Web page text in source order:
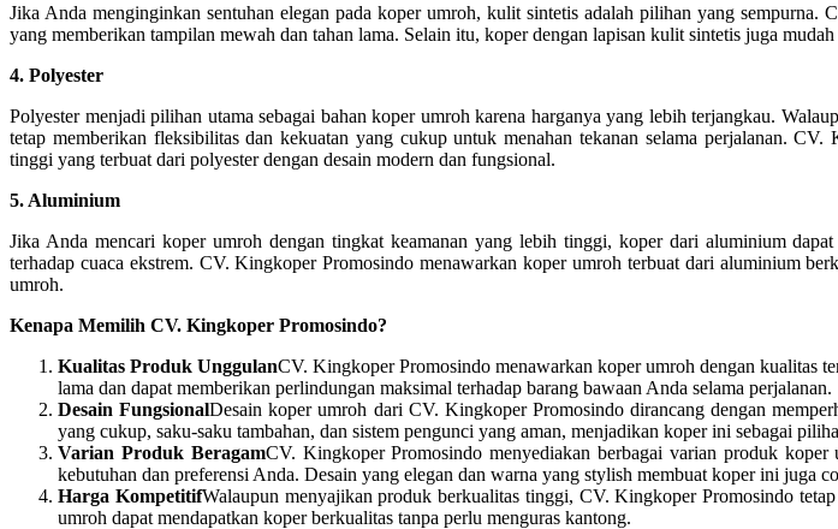
Jika Anda menginginkan sentuhan elegan pada koper umroh, kulit sintetis adalah pilihan yang
yang memberikan tampilan mewah dan tahan lama. Selain itu, koper dengan lapisan kulit sintetis juga
4. Polyester
Polyester menjadi pilihan utama sebagai bahan koper umroh karena harganya yang lebih terjangkau.
tetap memberikan fleksibilitas dan kekuatan yang cukup untuk menahan tekanan selama perjalanan.
tinggi yang terbuat dari polyester dengan desain modern dan fungsional.
5. Aluminium
Jika Anda mencari koper umroh dengan tingkat keamanan yang lebih tinggi, koper dari aluminium
terhadap cuaca ekstrem. CV. Kingkoper Promosindo menawarkan koper umroh terbuat dari aluminium
umroh.
Kenapa Memilih CV. Kingkoper Promosindo?
Kualitas Produk UnggulanCV. Kingkoper Promosindo menawarkan koper umroh dengan kualitas
lama dan dapat memberikan perlindungan maksimal terhadap barang bawaan Anda selama perjalanan.
Desain FungsionalDesain koper umroh dari CV. Kingkoper Promosindo dirancang dengan
yang cukup, saku-saku tambahan, dan sistem pengunci yang aman, menjadikan koper ini sebagai
Varian Produk BeragamCV. Kingkoper Promosindo menyediakan berbagai varian produk
kebutuhan dan preferensi Anda. Desain yang elegan dan warna yang stylish membuat koper ini juga
Harga KompetitifWalaupun menyajikan produk berkualitas tinggi, CV. Kingkoper Promosindo
umroh dapat mendapatkan koper berkualitas tanpa perlu menguras kantong.